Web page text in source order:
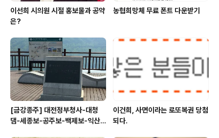
이선희 시의원 시절 홍보물과 공약
은?
농협희망체 무료 폰트 다운받기
[금강종주] 대전정부청사-대청
댐-세종보-공주보-백제보-익산
이건희, 사면이라는 로또복권 당첨
되다.